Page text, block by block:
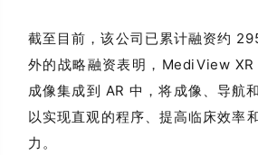
截至目前，该公司已累计融资约
外的战略融资表明，MediView
成像集成到 AR 中，将成像、导航
以实现直观的程序、提高临床效率
力。